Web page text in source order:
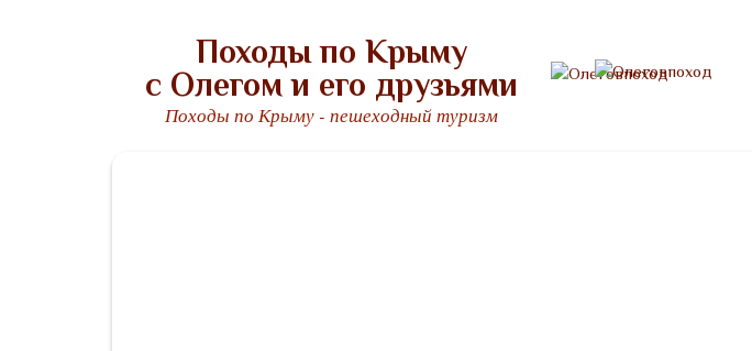
Походы по Крыму
с Олегом и его друзьями
Походы по Крыму - пешеходный туризм